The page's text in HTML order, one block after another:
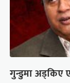
गुन्डुमा अड्किए